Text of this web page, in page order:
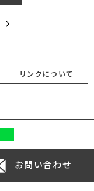
リンクについて
お問い合わせ